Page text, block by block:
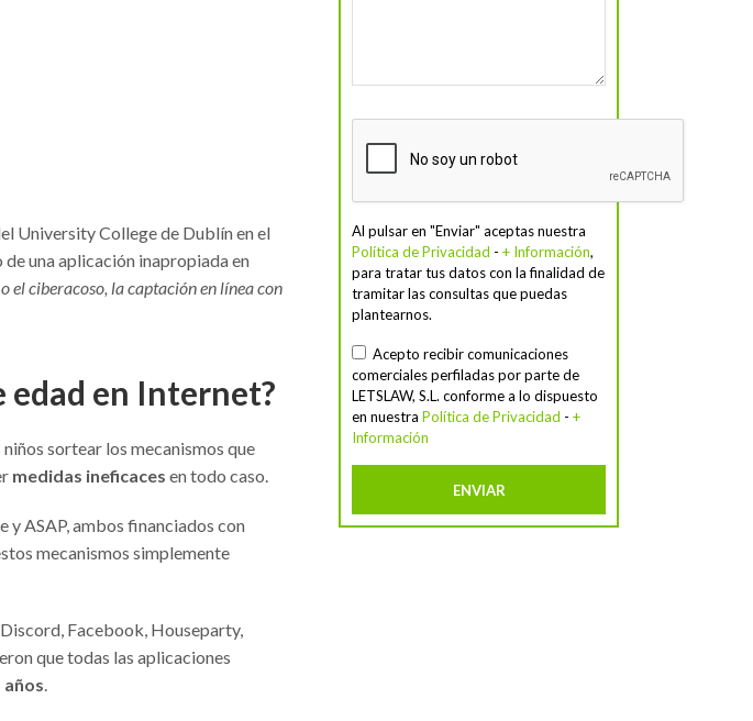
University College de Dublín en el
una aplicación inapropiada en
el ciberacoso, la captación en línea con
edad en Internet?
sortear los mecanismos que
medidas ineficaces en todo caso.
y ASAP, ambos financiados con
mecanismos simplemente
Facebook, Houseparty,
que todas las aplicaciones
.
Al pulsar en "Enviar" aceptas nuestra
Política de Privacidad - + Información,
para tratar tus datos con la finalidad de
tramitar las consultas que puedas
plantearnos.
Acepto recibir comunicaciones
comerciales perfiladas por parte de
LETSLAW, S.L. conforme a lo dispuesto
en nuestra Política de Privacidad - +
Información